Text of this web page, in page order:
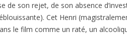
de son rejet, de son absence
Cet Henri
le film comme un raté, un